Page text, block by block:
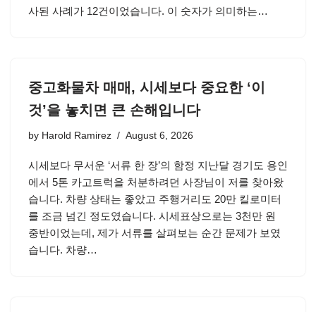
사된 사례가 12건이었습니다. 이 숫자가 의미하는…
중고화물차 매매, 시세보다 중요한 ‘이
것’을 놓치면 큰 손해입니다
by Harold Ramirez August 6, 2026
시세보다 무서운 ‘서류 한 장’의 함정 지난달 경기도 용인
에서 5톤 카고트럭을 처분하려던 사장님이 저를 찾아왔
습니다. 차량 상태는 좋았고 주행거리도 20만 킬로미터
를 조금 넘긴 정도였습니다. 시세표상으로는 3천만 원
중반이었는데, 제가 서류를 살펴보는 순간 문제가 보였
습니다. 차량…